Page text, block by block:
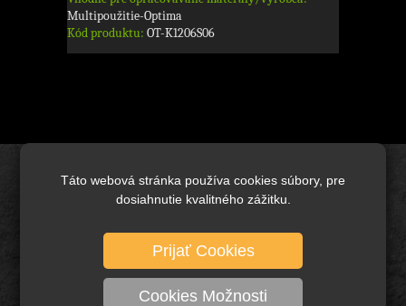
Táto webová stránka používa cookies súbory, pre
dosiahnutie kvalitného zážitku.
Prijať Cookies
Cookies Možnosti
Multipoužitie-Optima
Kód produktu: OT-K1206S06
Úvod
Keramické brusivo
Diamantové brusivo
Technické kefy a pílové kotúče